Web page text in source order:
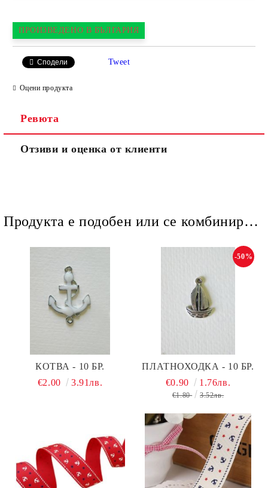
ПРОИЗВЕДЕНО В БЪЛГАРИЯ
Сподели Tweet
Оцени продукта
Ревюта
Отзиви и оценка от клиенти
Продукта е подобен или се комбинира добре и със следните продукти :
КОТВА - 10 БР.
€2.00
3.91лв.
ПЛАТНОХОДКА - 10 БР.
-50%
€0.90 1.76лв.
€1.80 3.52лв.